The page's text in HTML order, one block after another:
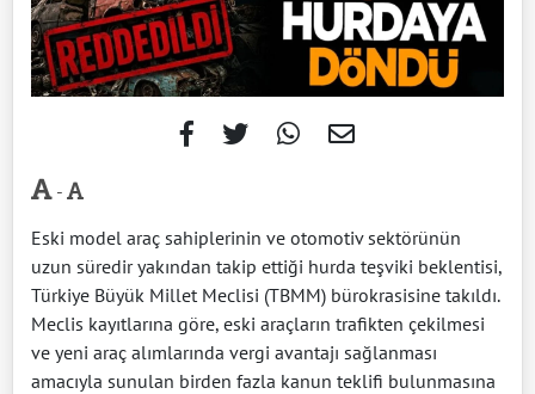
-
Eski model araç sahiplerinin ve otomotiv sektörünün
uzun süredir yakından takip ettiği hurda teşviki beklentisi,
Türkiye Büyük Millet Meclisi (TBMM) bürokrasisine takıldı.
Meclis kayıtlarına göre, eski araçların trafikten çekilmesi
ve yeni araç alımlarında vergi avantajı sağlanması
amacıyla sunulan birden fazla kanun teklifi bulunmasına